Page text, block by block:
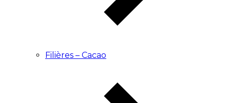
Filières – Cacao